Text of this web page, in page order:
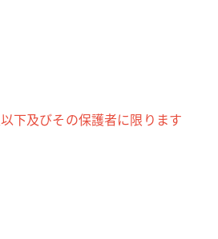
下及びその保護者に限ります